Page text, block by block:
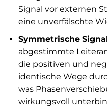
Signal vor externen
eine unverfälschte
Symmetrische
abgestimmte
die positiven und
identische Wege
was
wirkungsvoll